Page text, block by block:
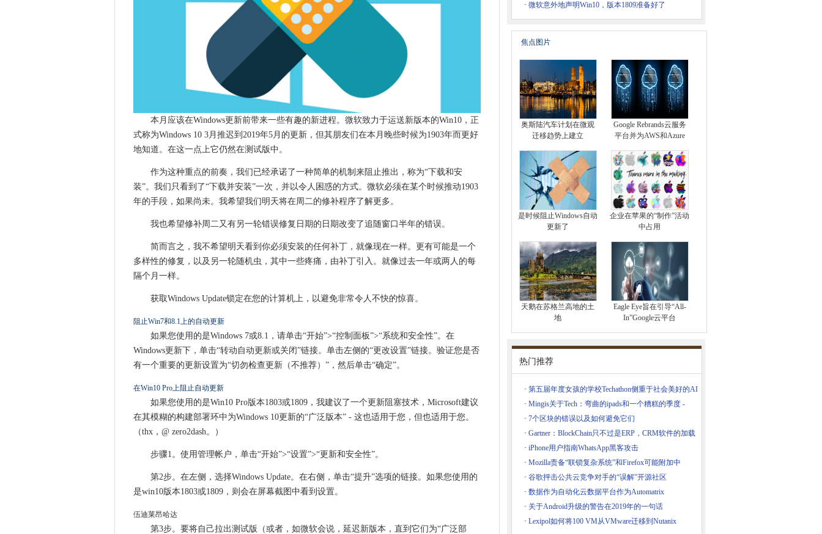
FootaSylum介绍了人工智能，以推动客户为中心
天鹅在苏格兰高地的土地
伦敦推出开放数据文化地图
Mozilla责备“联锁复杂系统”和Firefox可能附加中断的混乱
您需要了解Apple的1亿美元英特尔5G调制解调器投资
Eagle Eye旨在引导“All-In”Google云平台迁移
80万购物商现在支持Apple Business Chat
Auto Trader UK通过Google Cloud，Kubernetes和Istio采用削减IT资源使用
数据作为自动化云数据平台作为Automatrix
Apple结果：重要的数字
人们对Apple的iPhone 11，电视+和卡片的看法
关于Android升级的警告在2019年的一句话
马来西亚获得第一个Ai Park
Google Delays Hoogouts Guite客户的迁移截止日期
Lexipol如何将100 VM从VMware迁移到Nutanix
GDPR有机会改进数据系统和流程
Firefox设置为3月升级的沉默自动播放音频
新加坡推出区块链平台，以验证教育证书
微软在Windows 10 1809上扔进毛巾
邮局“缺乏人性”在治疗亚浦背车时，对手说
苹果如何在今年改善iCloud
由于威胁增殖，公司敦促建造新的恶意软件和策略
本月应该在Windows更新前带来一些有趣的新进程。微软致力于运送新版本的Win10，正
式称为Windows 10 3月推迟到2019年5月的更新，但其朋友们在本月晚些时候为1903年而更好
地知道。在这一点上它仍然在测试版中。
作为这种重点的前奏，我们已经承诺了一种简单的机制来阻止推出，称为“下载和安
装”。我们只看到了“下载并安装”一次，并以令人困惑的方式。微软必须在某个时候推动1903
年的手段，如果尚未。我希望我们明天将在周二的修补程序了解更多。
我也希望修补周二又有另一轮错误修复日期的日期改变了追随窗口半年的错误。
简而言之，我不希望明天看到你必须安装的任何补丁，就像现在一样。更有可能是一个
多样性的修复，以及另一轮随机虫，其中一些疼痛，由补丁引入。就像过去一年或两人的每
隔个月一样。
获取Windows Update锁定在您的计算机上，以避免非常令人不快的惊喜。
阻止Win7和8.1上的自动更新
如果您使用的是Windows 7或8.1，请单击“开始”>“控制面板”>“系统和安全性”。在
Windows更新下，单击“转动自动更新或关闭”链接。单击左侧的“更改设置”链接。验证您是否
有一个重要的更新设置为“切勿检查更新（不推荐）”，然后单击“确定”。
在Win10 Pro上阻止自动更新
如果您使用的是Win10 Pro版本1803或1809，我建议了一个更新阻塞技术，Microsoft建议
在其模糊的构建部署环中为Windows 10更新的“广泛版本” - 这也适用于您，但也适用于您。
（thx，@ zero2dash。）
步骤1。使用管理帐户，单击“开始”>“设置”>“更新和安全性”。
第2步。在左侧，选择Windows Update。在右侧，单击“提升”选项的链接。如果您使用的
是win10版本1803或1809，则会在屏幕截图中看到设置。
伍迪莱昂哈达
第3步。要将自己拉出测试版（或者，如微软会说，延迟新版本，直到它们为“广泛部
· 微软意外地声明Win10，版本1809准备好了
焦点图片
奥斯陆汽车计划在微观
迁移趋势上建立
Google Rebrands云服务
平台并为AWS和Azure
是时候阻止Windows自动
更新了
企业在苹果的“制作”活动
中占用
天鹅在苏格兰高地的土
地
Eagle Eye旨在引导“All-
In”Google云平台
热门推荐
· 第五届年度女孩的学校Techathon侧重于社会美好的AI
· Mingis关于Tech：弯曲的ipads和一个糟糕的季度 -
· 7个区块的错误以及如何避免它们
· Gartner：BlockChain只不过是ERP，CRM软件的加载
项
· iPhone用户指南WhatsApp黑客攻击
· Mozilla责备“联锁复杂系统”和Firefox可能附加中
· 谷歌抨击公共云竞争对手的“误解”开源社区
· 数据作为自动化云数据平台作为Automatrix
· 关于Android升级的警告在2019年的一句话
· Lexipol如何将100 VM从VMware迁移到Nutanix